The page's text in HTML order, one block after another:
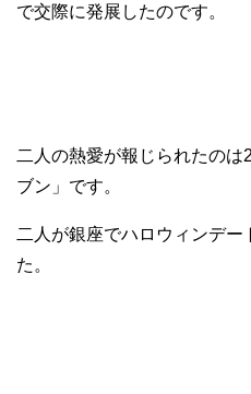
で交際に発展したのです。
二人の熱愛が報じられたの
ブン」です。
二人が銀座でハロウィンデ
た。